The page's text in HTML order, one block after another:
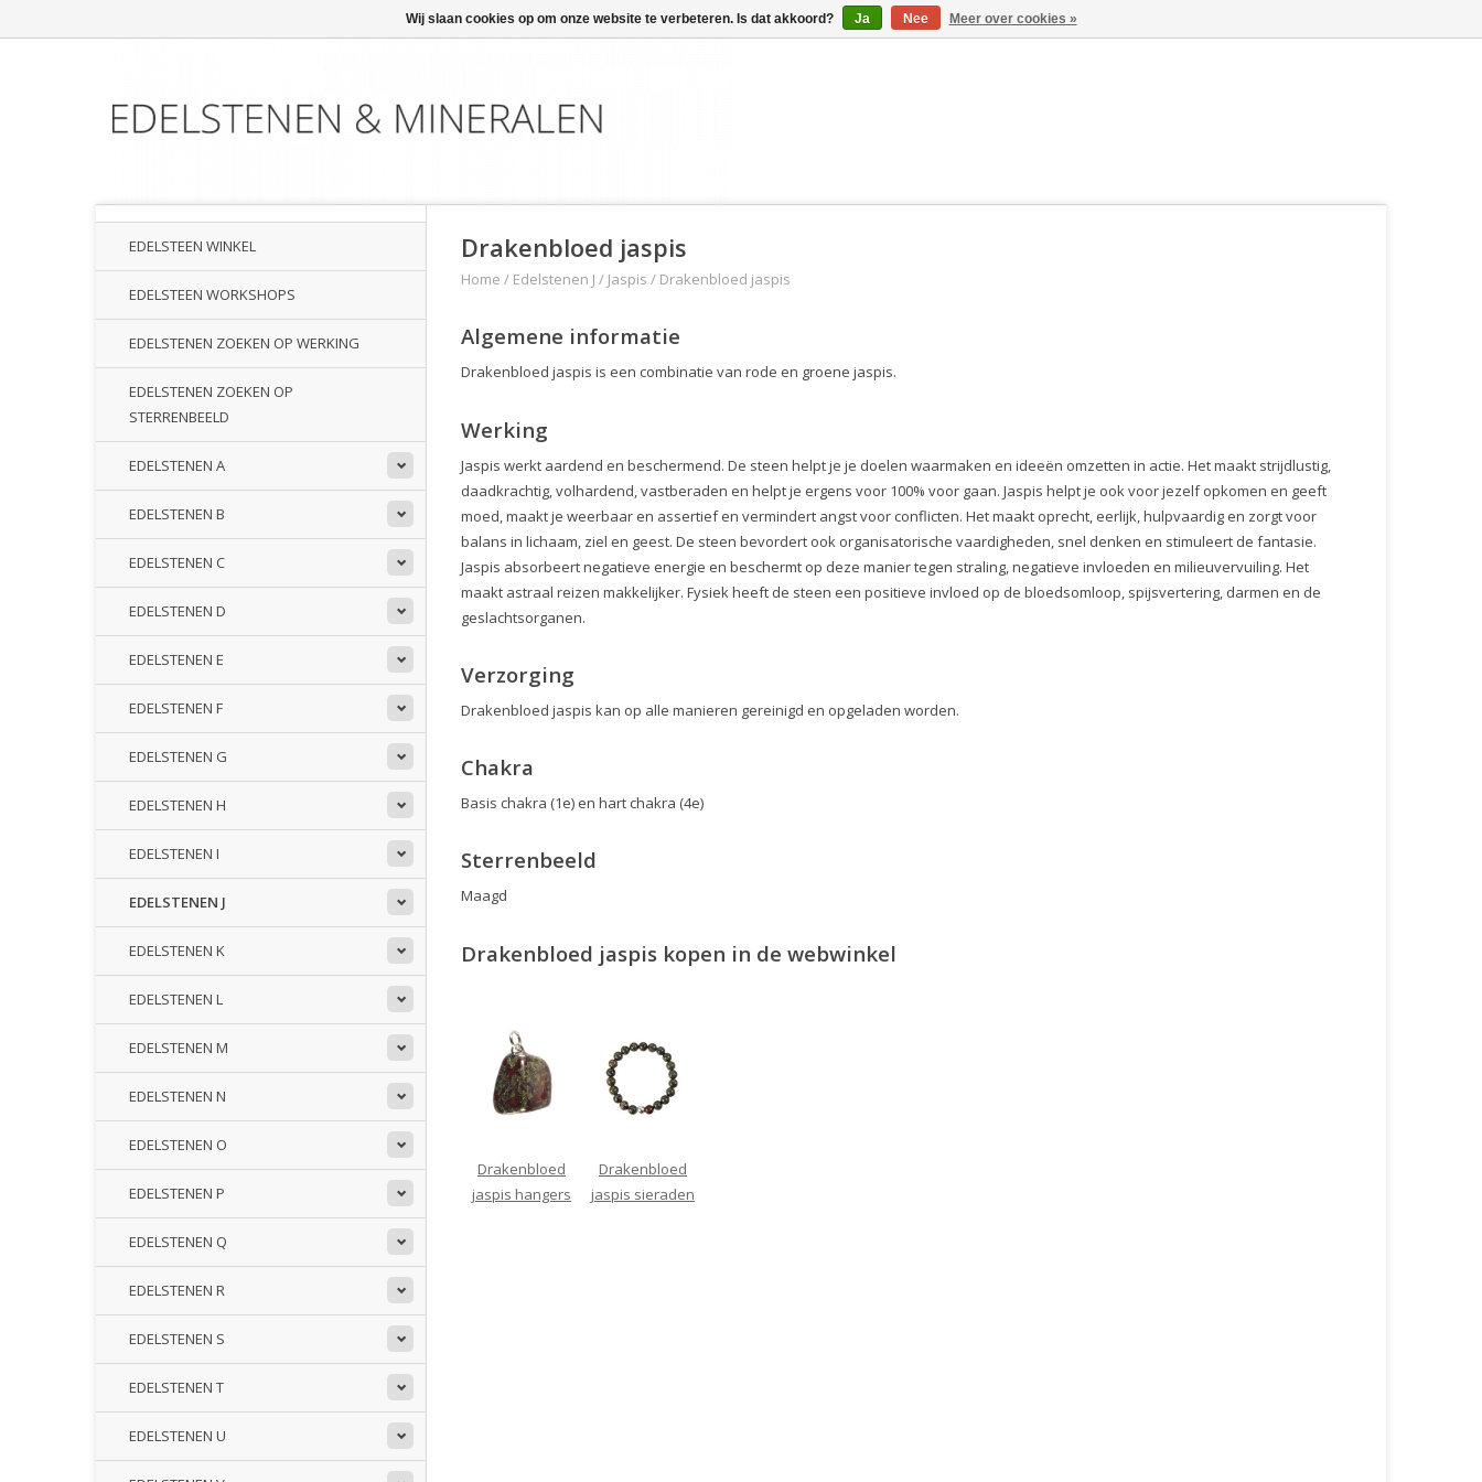
EDELSTEEN WINKEL
EDELSTEEN WORKSHOPS
EDELSTENEN ZOEKEN OP WERKING
EDELSTENEN ZOEKEN OP
STERRENBEELD
EDELSTENEN A
EDELSTENEN B
EDELSTENEN C
EDELSTENEN D
EDELSTENEN E
EDELSTENEN F
EDELSTENEN G
EDELSTENEN H
EDELSTENEN I
EDELSTENEN J
EDELSTENEN K
EDELSTENEN L
EDELSTENEN M
EDELSTENEN N
EDELSTENEN O
EDELSTENEN P
EDELSTENEN Q
EDELSTENEN R
EDELSTENEN S
EDELSTENEN T
EDELSTENEN U
Drakenbloed jaspis
Home / Edelstenen J / Jaspis / Drakenbloed jaspis
Algemene informatie
Drakenbloed jaspis is een combinatie van rode en groene jaspis.
Werking
Jaspis werkt aardend en beschermend. De steen helpt je je doelen waarmaken en ideeën omzetten in actie. Het maakt strijdlustig,
daadkrachtig, volhardend, vastberaden en helpt je ergens voor 100% voor gaan. Jaspis helpt je ook voor jezelf opkomen en geeft
moed, maakt je weerbaar en assertief en vermindert angst voor conflicten. Het maakt oprecht, eerlijk, hulpvaardig en zorgt voor
balans in lichaam, ziel en geest. De steen bevordert ook organisatorische vaardigheden, snel denken en stimuleert de fantasie.
Jaspis absorbeert negatieve energie en beschermt op deze manier tegen straling, negatieve invloeden en milieuvervuiling. Het
maakt astraal reizen makkelijker. Fysiek heeft de steen een positieve invloed op de bloedsomloop, spijsvertering, darmen en de
geslachtsorganen.
Verzorging
Drakenbloed jaspis kan op alle manieren gereinigd en opgeladen worden.
Chakra
Basis chakra (1e) en hart chakra (4e)
Sterrenbeeld
Maagd
Drakenbloed jaspis kopen in de webwinkel
Drakenbloed
jaspis hangers
Drakenbloed
jaspis sieraden
Wij slaan cookies op om onze website te verbeteren. Is dat akkoord? Ja Nee Meer over cookies »